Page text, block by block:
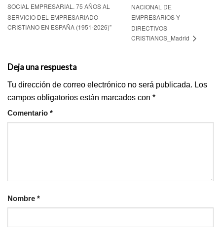
SOCIAL EMPRESARIAL. 75 AÑOS AL
SERVICIO DEL EMPRESARIADO
CRISTIANO EN ESPAÑA (1951-2026)”
NACIONAL DE
EMPRESARIOS Y
DIRECTIVOS
CRISTIANOS_Madrid
Deja una respuesta
Tu dirección de correo electrónico no será publicada. Los
campos obligatorios están marcados con *
Comentario *
Nombre *